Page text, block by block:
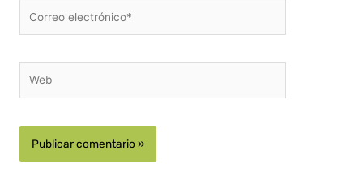
electrónico*